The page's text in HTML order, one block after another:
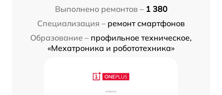
Выполнено ремонтов – 1 380
Специализация – ремонт смартфонов
Образование – профильное техническое,
«Мехатроника и робототехника»